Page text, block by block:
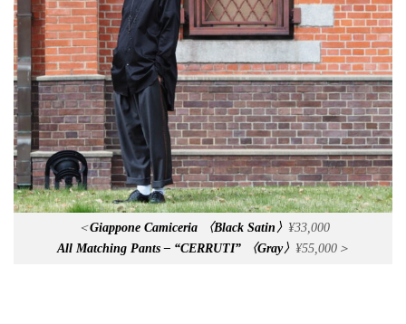
＜Giappone Camiceria 〈Black Satin〉 ¥33,000
All Matching Pants – “CERRUTI” 〈Gray〉 ¥55,000＞